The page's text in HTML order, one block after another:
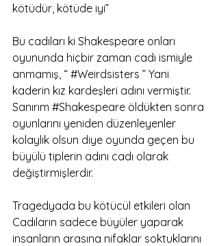
kötüdür, kötüde iyi”
Bu cadıları ki Shakespeare onları
oyununda hiçbir zaman cadı ismiyle
anmamış, “ #Weirdsisters ” Yani
kaderin kız kardeşleri adını vermiştir.
Sanırım #Shakespeare öldükten sonra
oyunlarını yeniden düzenleyenler
kolaylık olsun diye oyunda geçen bu
büyülü tiplerin adını cadı olarak
değiştirmişlerdir.
Tragedyada bu kötücül etkileri olan
Cadıların sadece büyüler yaparak
insanların arasına nifaklar soktuklarını